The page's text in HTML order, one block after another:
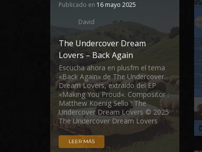
Publicado en 16 mayo 2025
David
The Undercover Dream
Lovers – Back Again
Escucha ahora en plusfm el tema
«Back Again» de The Undercover
Dream Lovers, extraído del EP
«Making You Proud«. Compositor :
Matthew Koenig Sello : The
Undercover Dream Lovers © 2025
The Undercover Dream Lovers
LEER MÁS